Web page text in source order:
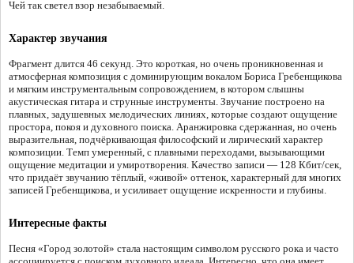
Чей так светел взор незабываемый.
Характер звучания
Фрагмент длится 46 секунд. Это короткая, но очень проникновенная и
атмосферная композиция с доминирующим вокалом Бориса Гребенщикова
и мягким инструментальным сопровождением, в котором слышны
акустическая гитара и струнные инструменты. Звучание построено на
плавных, задушевных мелодических линиях, которые создают ощущение
простора, покоя и духовного поиска. Аранжировка сдержанная, но очень
выразительная, подчёркивающая философский и лирический характер
композиции. Темп умеренный, с плавными переходами, вызывающими
ощущение медитации и умиротворения. Качество записи — 128 Кбит/сек,
что придаёт звучанию тёплый, «живой» оттенок, характерный для многих
записей Гребенщикова, и усиливает ощущение искренности и глубины.
Интересные факты
Песня «Город золотой» стала настоящим символом русского рока и часто